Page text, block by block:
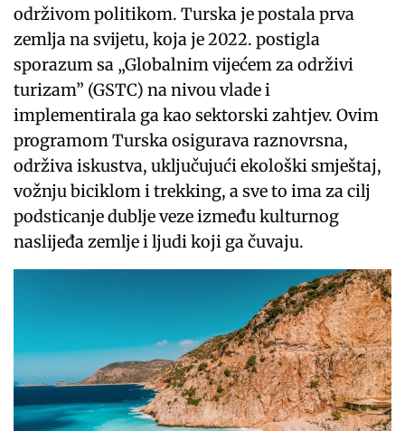
održivom politikom. Turska je postala prva
zemlja na svijetu, koja je 2022. postigla
sporazum sa „Globalnim vijećem za održivi
turizam” (GSTC) na nivou vlade i
implementirala ga kao sektorski zahtjev. Ovim
programom Turska osigurava raznovrsna,
održiva iskustva, uključujući ekološki smještaj,
vožnju biciklom i trekking, a sve to ima za cilj
podsticanje dublje veze između kulturnog
naslijeđa zemlje i ljudi koji ga čuvaju.